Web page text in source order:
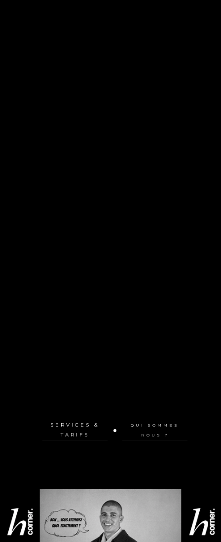
SERVICES &
TARIFS
QUI SOMMES
NOUS ?